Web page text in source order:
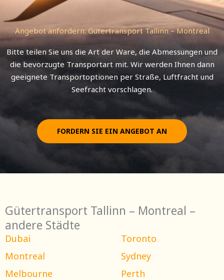
Angebot anfordern: Gütertransport Tallinn – Montreal
Bitte teilen Sie uns die Art der Ware, die Abmessungen und
die bevorzugte Transportart mit. Wir werden Ihnen dann
geeignete Transportoptionen per Straße, Luftfracht und
Seefracht vorschlagen.
FORDERN SIE EIN ANGEBOT AN
Gütertransport Tallinn – Montreal –
andere Städte
Dubai
Toronto
Montreal
Sydney
Melbourne
Perth